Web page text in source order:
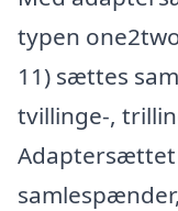
typen
11) sættes
tvillinge-,
Adaptersættet